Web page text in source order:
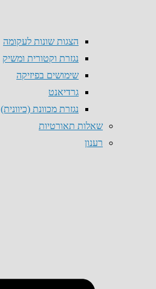
הצגות שונות לעקומה
נגזרת וקטורית ומשיק
שימושים בפיזיקה
גרדיאנט
נגזרת מכוונת (כיוונית)
שאלות תאורטיות
רענון